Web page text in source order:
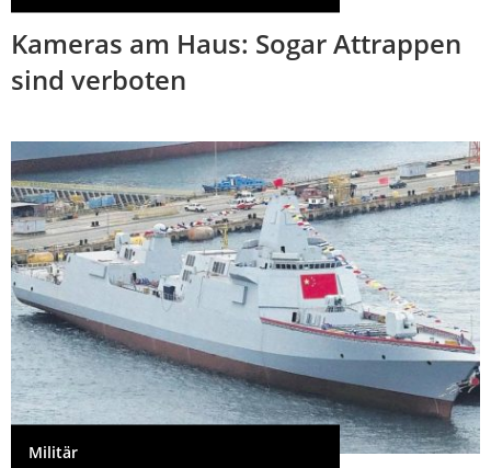
Kameras am Haus: Sogar Attrappen
sind verboten
Militär